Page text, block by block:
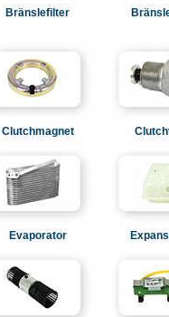
Bränslefilter
Clutchmagnet
Evaporator